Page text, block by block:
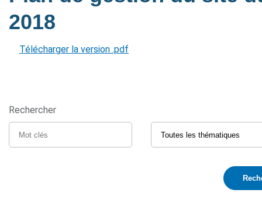
2018
Télécharger la version .pdf
Rechercher